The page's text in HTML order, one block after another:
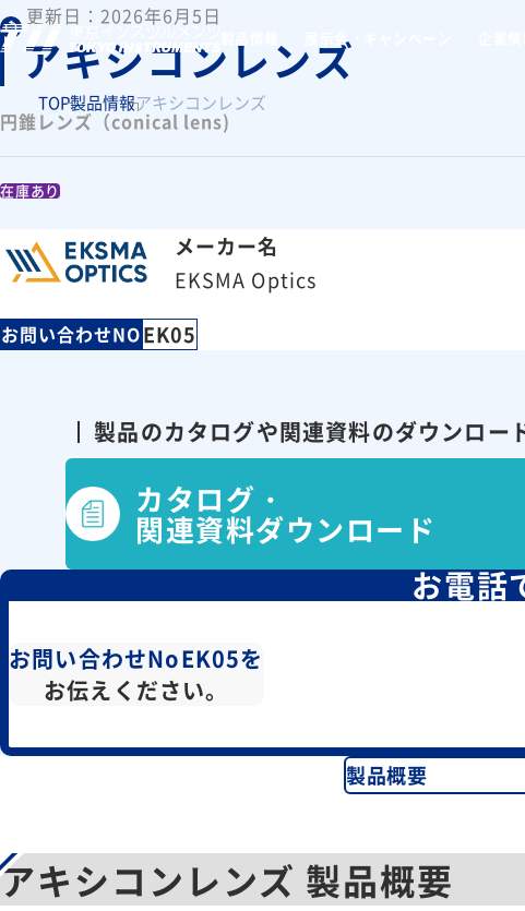
展示会・キャンペーン
TOP製品情報アキシコンレンズ
更新日：2026年6月5日
アキシコンレンズ
円錐レンズ（conical lens)
在庫あり
メーカー名
EKSMA Optics
お問い合わせNOEK05
製品のカタログや関連資料のダウンロー
カタログ・
関連資料ダウンロード
お電話
お問い合わせNoEK05を
お伝えください。
製品概要
アキシコンレンズ 製品概要